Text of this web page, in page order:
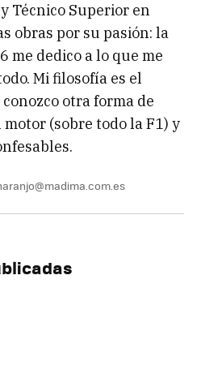
Técnico Superior en
obras por su pasión: la
me dedico a lo que me
Mi filosofía es el
otra forma de
motor (sobre todo la F1) y